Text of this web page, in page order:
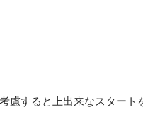
慮すると上出来なスタート